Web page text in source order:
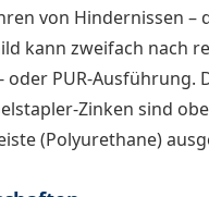
von Hindernissen –
kann zweifach nach
oder PUR-Ausführung.
Zinken sind
(Polyurethane)